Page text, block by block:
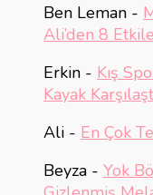
Ben Leman -
Ali’den 8
Erkin - Kış
Kayak
Ali - En Çok
Beyza - Yok